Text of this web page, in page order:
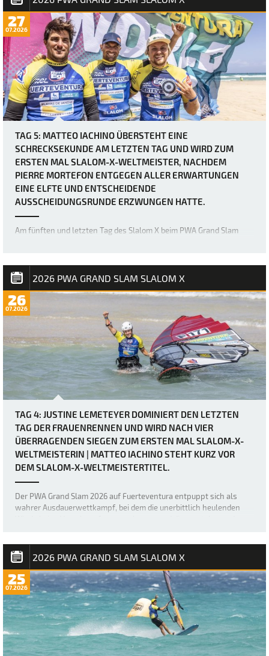
27
07.2026
TAG 5: MATTEO IACHINO ÜBERSTEHT EINE
SCHRECKSEKUNDE AM LETZTEN TAG UND WIRD ZUM
ERSTEN MAL SLALOM-X-WELTMEISTER, NACHDEM
PIERRE MORTEFON ENTGEGEN ALLER ERWARTUNGEN
EINE ELFTE UND ENTSCHEIDENDE
AUSSCHEIDUNGSRUNDE ERZWUNGEN HATTE.
Am fünften und letzten Tag des Slalom X beim PWA Grand Slam
einfacher letzter Tag für Matteo Iachino (Starboard / NeilPryde / Z
Fins) seinen ersten Slalom…
2026 PWA GRAND SLAM SLALOM X
26
07.2026
TAG 4: JUSTINE LEMETEYER DOMINIERT DEN LETZTEN
TAG DER FRAUENRENNEN UND WIRD NACH VIER
ÜBERRAGENDEN SIEGEN ZUM ERSTEN MAL SLALOM-X-
WELTMEISTERIN | MATTEO IACHINO STEHT KURZ VOR
DEM SLALOM-X-WELTMEISTERTITEL.
Der PWA Grand Slam 2026 auf Fuerteventura entpuppt sich als
wahrer Ausdauerwettkampf, bei dem die unerbittlich heulenden
absoluten Grenzen bringen. Heute herr…
2026 PWA GRAND SLAM SLALOM X
25
07.2026